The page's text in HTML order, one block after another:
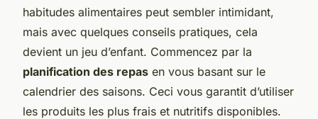
habitudes alimentaires peut sembler intimidant,
mais avec quelques conseils pratiques, cela
devient un jeu d’enfant. Commencez par la
planification des repas en vous basant sur le
calendrier des saisons. Ceci vous garantit d’utiliser
les produits les plus frais et nutritifs disponibles.